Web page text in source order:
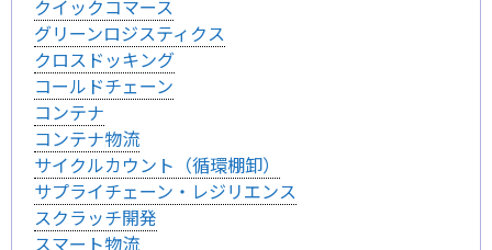
クイックコマース
グリーンロジスティクス
クロスドッキング
コールドチェーン
コンテナ
コンテナ物流
サイクルカウント（循環棚卸）
サプライチェーン・レジリエンス
スクラッチ開発
スマート物流